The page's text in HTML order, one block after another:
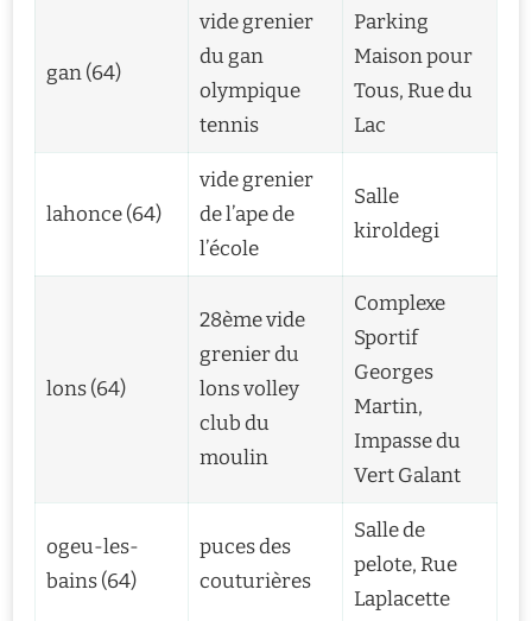
gan (64)
vide grenier
du gan
olympique
tennis
Parking
Maison pour
Tous, Rue du
Lac
lahonce (64)
vide grenier
de l’ape de
l’école
Salle
kiroldegi
lons (64)
28ème vide
grenier du
lons volley
club du
moulin
Complexe
Sportif
Georges
Martin,
Impasse du
Vert Galant
ogeu-les-
bains (64)
puces des
couturières
Salle de
pelote, Rue
Laplacette